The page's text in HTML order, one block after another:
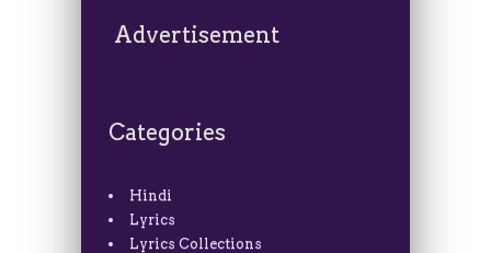
Advertisement
Categories
Hindi
Lyrics
Lyrics Collections